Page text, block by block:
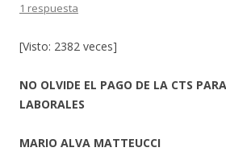
1 respuesta
[Visto: 2382 veces]
NO OLVIDE EL PAGO DE LA CTS
LABORALES
MARIO ALVA MATTEUCCI